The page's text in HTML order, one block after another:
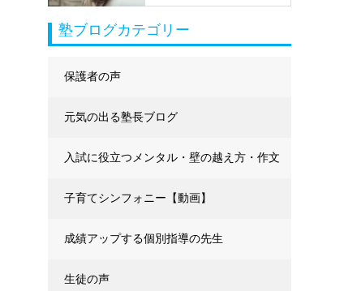
塾ブログカテゴリー
保護者の声
元気の出る塾長ブログ
入試に役立つメンタル・壁の越え方・作文
に強くなる
子育てシンフォニー【動画】
成績アップする個別指導の先生
生徒の声